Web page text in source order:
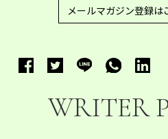
メールマガジン登録は
WRITER